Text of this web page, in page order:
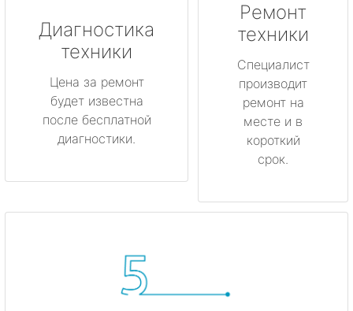
Диагностика
техники
Цена за ремонт
будет известна
после бесплатной
диагностики.
Ремонт
техники
Специалист
производит
ремонт на
месте и в
короткий
срок.